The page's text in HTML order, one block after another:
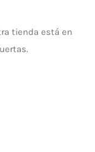
tienda está en